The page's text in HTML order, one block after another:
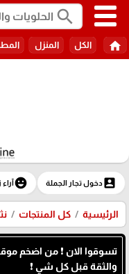
search
home الكل المنزل
account_boxدخول تجار الجملة emoji_emotionsآراء
الرئيسية كل المنتجات
تسوقوا الان ❗ من اضخم موقع
والثقة قبل كل شي ❗